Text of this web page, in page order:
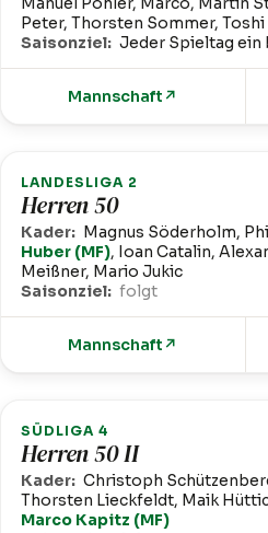
Peter, Thorsten Sommer, Toshi
Saisonziel: Jeder Spieltag ein
Mannschaft ↗
LANDESLIGA 2
Herren 50
Kader: Magnus Söderholm,
Huber (MF), Ioan Catalin,
Meißner, Mario Jukic
Saisonziel: folgt
Mannschaft ↗
SÜDLIGA 4
Herren 50 II
Kader: Christoph
Thorsten Lieckfeldt, Maik
Marco Kapitz (MF)